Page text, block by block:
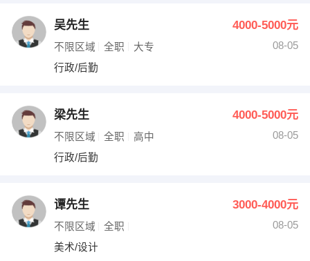
吴先生 4000-5000元
不限区域 全职 大专
08-05
行政/后勤
梁先生 4000-5000元
不限区域 全职 高中
08-05
行政/后勤
谭先生 3000-4000元
不限区域 全职
08-05
美术/设计